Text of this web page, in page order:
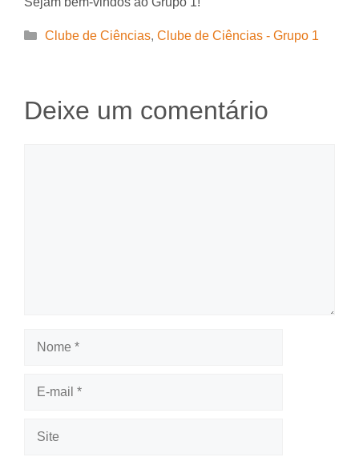
Categorias
Clube de Ciências, Clube de Ciências - Grupo 1
Deixe um comentário